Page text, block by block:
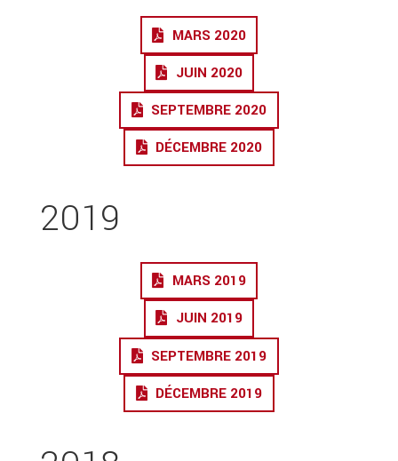
MARS 2020
JUIN 2020
SEPTEMBRE 2020
DÉCEMBRE 2020
2019
MARS 2019
JUIN 2019
SEPTEMBRE 2019
DÉCEMBRE 2019